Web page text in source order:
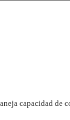
capacidad de